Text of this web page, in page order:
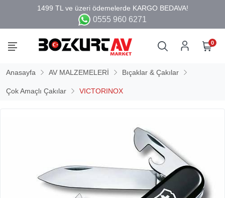
0555 960 6271
0
Anasayfa AV MALZEMELERİ Bıçaklar & Çakılar
Çok Amaçlı Çakılar VICTORINOX